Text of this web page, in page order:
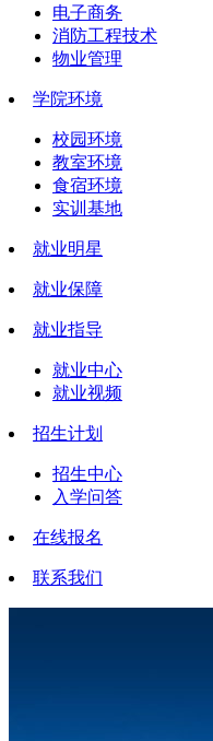
电子商务
消防工程技术
物业管理
学院环境
校园环境
教室环境
食宿环境
实训基地
就业明星
就业保障
就业指导
就业中心
就业视频
招生计划
招生中心
入学问答
在线报名
联系我们